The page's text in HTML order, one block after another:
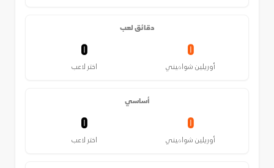
دقائق لعب
0
اختر لاعب
0
أوريلين شواميني
أساسي
0
اختر لاعب
0
أوريلين شواميني